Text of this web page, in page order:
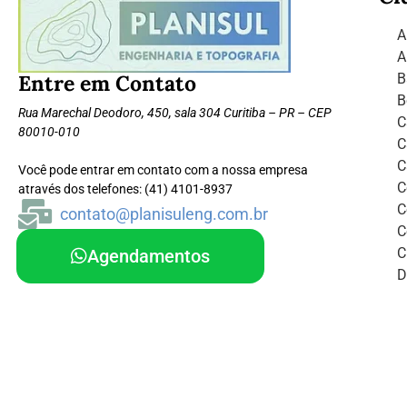
Entre em Contato
Rua Marechal Deodoro, 450, sala 304 Curitiba – PR – CEP
80010-010
Você pode entrar em contato com a nossa empresa
através dos telefones: (41) 4101-8937
contato@planisuleng.com.br
Agendamentos